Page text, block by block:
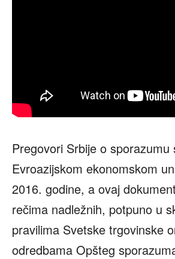
Pregovori Srbije o sporazumu
Evroazijskom ekonomskom
2016. godine, a ovaj
rečima nadležnih, potpuno u
pravilima Svetske trgovinske
odredbama Opšteg